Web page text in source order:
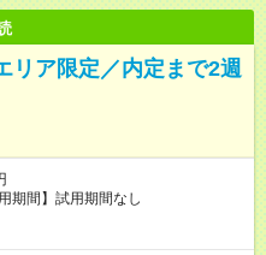
リア限定／内定まで2週
分単位で支給 【試用期間】試用期間なし